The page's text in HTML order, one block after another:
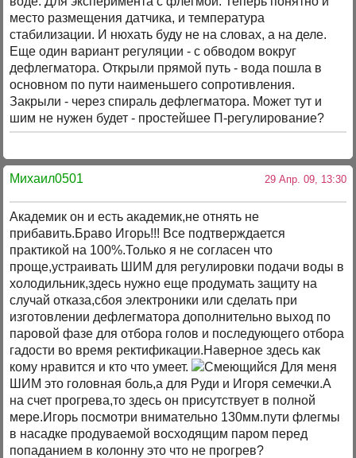
место размещения датчика, и температура
стабилизации. И нюхать буду не на словах, а на деле.
Еще один вариант регуляции - с обводом вокруг
дефлегматора. Открыли прямой путь - вода пошла в
основном по пути наименьшего сопротивления.
Закрыли - через спираль дефлегматора. Может тут и
шим не нужен будет - простейшее П-регулирование?
Михаил0501 29 Апр. 09, 13:30
Академик он и есть академик,не отнять не
прибавить.Браво Игорь!!! Все подтверждается
практикой на 100%.Только я не согласен что
проще,устраивать ШИМ для регулировки подачи воды в
холодильник,здесь нужно еще продумать защиту на
случай отказа,сбоя электроники или сделать при
изготовлении дефлегматора дополнительно выход по
паровой фазе для отбора голов и последующего отбора
гадости во время ректификации.Наверное здесь как
кому нравится и кто что умеет.
Для меня
ШИМ это головная боль,а для Руди и Игоря семечки.А
на счет прогрева,то здесь он присутствует в полной
мере.Игорь посмотри внимательно 130мм.пути флегмы
в насадке продуваемой восходящим паром перед
попаданием в колонну это что не прогрев?